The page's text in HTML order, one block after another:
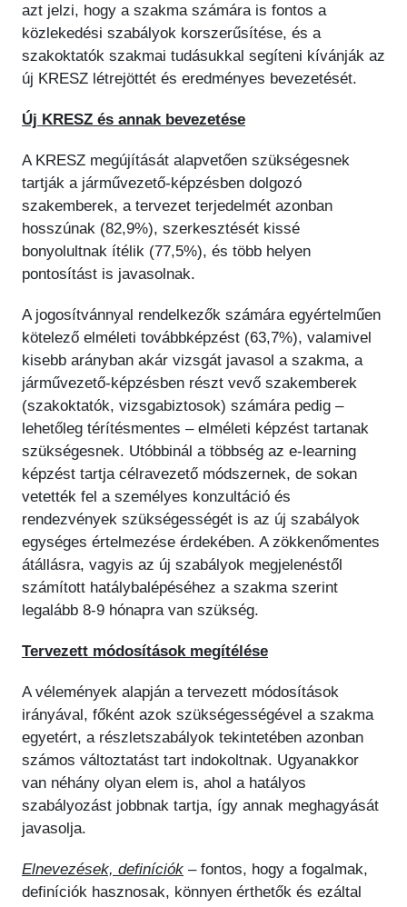
azt jelzi, hogy a szakma számára is fontos a
közlekedési szabályok korszerűsítése, és a
szakoktatók szakmai tudásukkal segíteni kívánják az
új KRESZ létrejöttét és eredményes bevezetését.
Új KRESZ és annak bevezetése
A KRESZ megújítását alapvetően szükségesnek
tartják a járművezető-képzésben dolgozó
szakemberek, a tervezet terjedelmét azonban
hosszúnak (82,9%), szerkesztését kissé
bonyolultnak ítélik (77,5%), és több helyen
pontosítást is javasolnak.
A jogosítvánnyal rendelkezők számára egyértelműen
kötelező elméleti továbbképzést (63,7%), valamivel
kisebb arányban akár vizsgát javasol a szakma, a
járművezető-képzésben részt vevő szakemberek
(szakoktatók, vizsgabiztosok) számára pedig –
lehetőleg térítésmentes – elméleti képzést tartanak
szükségesnek. Utóbbinál a többség az e-learning
képzést tartja célravezető módszernek, de sokan
vetették fel a személyes konzultáció és
rendezvények szükségességét is az új szabályok
egységes értelmezése érdekében. A zökkenőmentes
átállásra, vagyis az új szabályok megjelenéstől
számított hatálybalépéséhez a szakma szerint
legalább 8-9 hónapra van szükség.
Tervezett módosítások megítélése
A vélemények alapján a tervezett módosítások
irányával, főként azok szükségességével a szakma
egyetért, a részletszabályok tekintetében azonban
számos változtatást tart indokoltnak. Ugyanakkor
van néhány olyan elem is, ahol a hatályos
szabályozást jobbnak tartja, így annak meghagyását
javasolja.
Elnevezések, definíciók – fontos, hogy a fogalmak,
definíciók hasznosak, könnyen érthetők és ezáltal